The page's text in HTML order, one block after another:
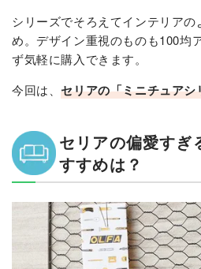
シリーズでそろえてインテリア
め。デザイン重視のものも100均
ず気軽に購入できます。
今回は、セリアの「ミニチュアシ
セリアの偏愛すぎ
すすめは？